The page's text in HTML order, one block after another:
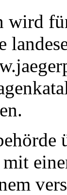
wird